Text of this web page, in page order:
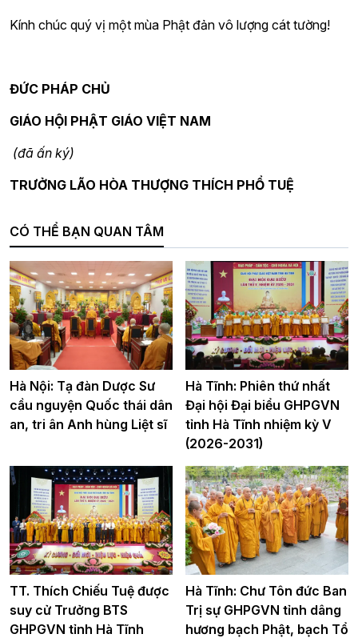
Kính chúc quý vị một mùa Phật đản vô lượng cát tường!
ĐỨC PHÁP CHỦ
GIÁO HỘI PHẬT GIÁO VIỆT NAM
(đã ấn ký)
TRƯỞNG LÃO HÒA THƯỢNG THÍCH PHỔ TUỆ
CÓ THỂ BẠN QUAN TÂM
Hà Nội: Tạ đàn Dược Sư
cầu nguyện Quốc thái dân
an, tri ân Anh hùng Liệt sĩ
Hà Tĩnh: Phiên thứ nhất
Đại hội Đại biểu GHPGVN
tỉnh Hà Tĩnh nhiệm kỳ V
(2026-2031)
TT. Thích Chiếu Tuệ được
suy cử Trưởng BTS
GHPGVN tỉnh Hà Tĩnh
Hà Tĩnh: Chư Tôn đức Ban
Trị sự GHPGVN tỉnh dâng
hương bạch Phật, bạch Tổ